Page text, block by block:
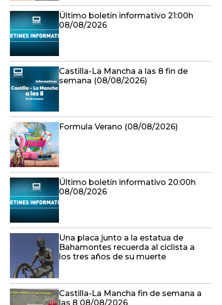
Último boletín informativo 21:00h
08/08/2026
Castilla-La Mancha a las 8 fin de
semana (08/08/2026)
Formula Verano (08/08/2026)
Último boletín informativo 20:00h
08/08/2026
Una placa junto a la estatua de
Bahamontes recuerda al ciclista a
los tres años de su muerte
Castilla-La Mancha fin de semana a
las 8 08/08/2026